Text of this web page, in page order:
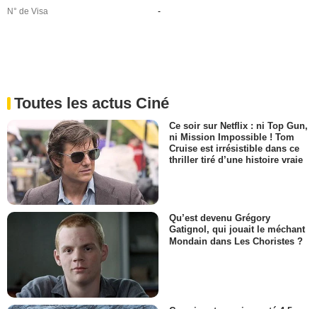
N° de Visa
-
Toutes les actus Ciné
Ce soir sur Netflix : ni Top Gun,
ni Mission Impossible ! Tom
Cruise est irrésistible dans ce
thriller tiré d’une histoire vraie
Qu’est devenu Grégory
Gatignol, qui jouait le méchant
Mondain dans Les Choristes ?